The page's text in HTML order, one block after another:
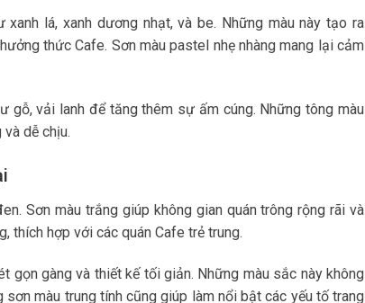
lá, xanh dương nhạt, và be. Những màu này tạo ra
thức Cafe. Sơn màu pastel nhẹ nhàng mang lại cảm
gỗ, vải lanh để tăng thêm sự ấm cúng. Những tông màu
dễ chịu.
Sơn màu trắng giúp không gian quán trông rộng rãi và
thích hợp với các quán Cafe trẻ trung.
gọn gàng và thiết kế tối giản. Những màu sắc này không
màu trung tính cũng giúp làm nổi bật các yếu tố trang